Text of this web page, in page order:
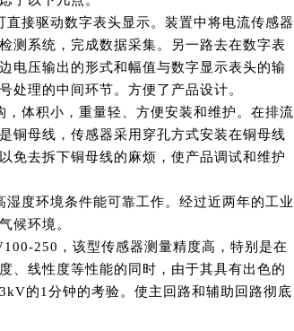
直接驱动数字表头显示。装置中将电流传感器
测系统，完成数据采集。另一路去在数字表
电压输出的形式和幅值与数字显示表头的输
处理的中间环节。方便了产品设计。
，体积小，重量轻、方便安装和维护。在排流
铜母线，传感器采用穿孔方式安装在铜母线
免去拆下铜母线的麻烦，使产品调试和维护
湿度环境条件能可靠工作。经过近两年的工业
候环境。
250，该型传感器测量精度高，特别是在
、线性度等性能的同时，由于其具有出色的
的1分钟的考验。使主回路和辅助回路彻底